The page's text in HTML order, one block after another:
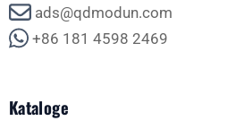
ads@qdmodun.com
+86 181 4598 2469
Kataloge